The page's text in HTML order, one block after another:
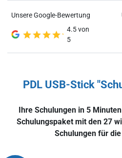
Unsere Google-Bewertung
4.5 von
5
PDL USB-Stick
Ihre Schulungen in 5
Schulungspaket mit den 27
Schulungen für